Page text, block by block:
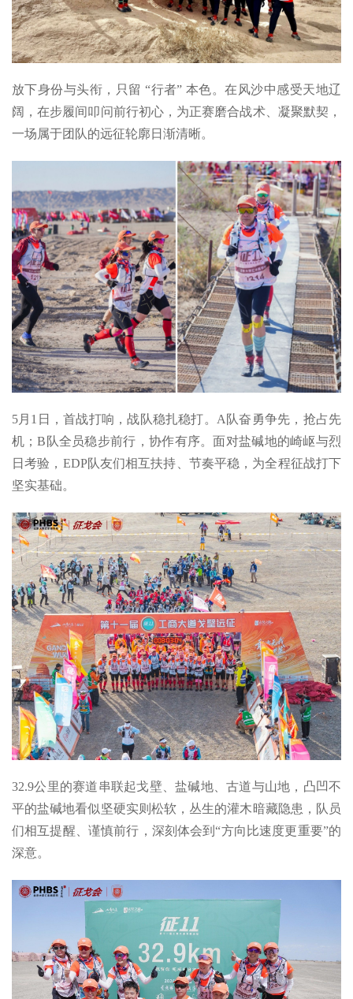
放下身份与头衔，只留 “行者” 本色。在风沙中感受天地辽
阔，在步履间叩问前行初心，为正赛磨合战术、凝聚默契，
一场属于团队的远征轮廓日渐清晰。
5月1日，首战打响，战队稳扎稳打。A队奋勇争先，抢占先
机；B队全员稳步前行，协作有序。面对盐碱地的崎岖与烈
日考验，EDP队友们相互扶持、节奏平稳，为全程征战打下
坚实基础。
32.9公里的赛道串联起戈壁、盐碱地、古道与山地，凸凹不
平的盐碱地看似坚硬实则松软，丛生的灌木暗藏隐患，队员
们相互提醒、谨慎前行，深刻体会到“方向比速度更重要”的
深意。